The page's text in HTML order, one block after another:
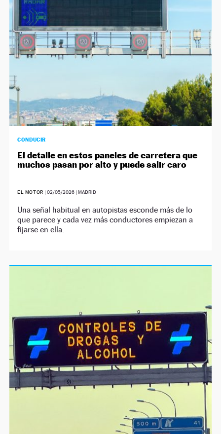
NEWSLETTER
SÍGUENOS
CONDUCIR
El detalle en estos paneles de carretera que
muchos pasan por alto y puede salir caro
EL MOTOR | 02/05/2026| MADRID
Una señal habitual en autopistas esconde más de lo
que parece y cada vez más conductores empiezan a
fijarse en ella.